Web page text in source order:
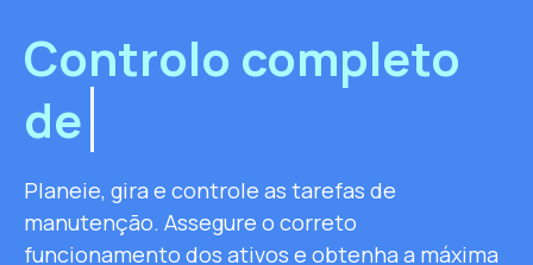
Controlo completo
de
Planeie, gira e controle as tarefas de
manutenção. Assegure o correto
funcionamento dos ativos e obtenha a máxima